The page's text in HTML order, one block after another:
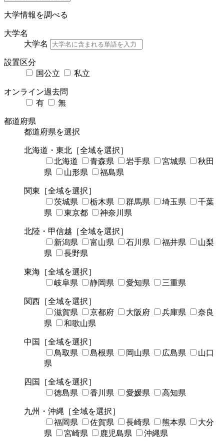
大学情報を調べる
大学名
大学名
設置区分
国公立
私立
オンライン過去問
有
無
都道府県
都道府県を選択
北海道・東北 ［全域を選択］
北海道
青森県 岩手県 宮城県
秋田
県
山形県 福島県
関東 ［全域を選択］
茨城県
栃木県 群馬県 埼玉県
千葉
県
東京都 神奈川県
北陸・甲信越 ［全域を選択］
新潟県
富山県 石川県 福井県
山梨
県
長野県
東海 ［全域を選択］
岐阜県
静岡県 愛知県 三重県
関西 ［全域を選択］
滋賀県
京都府 大阪府 兵庫県
奈良
県
和歌山県
中国
［全域を選択］
鳥取県
島根県 岡山県 広島県
山口
県
四国
［全域を選択］
徳島県
香川県 愛媛県 高知県
九州・沖縄 ［全域を選択］
福岡県
佐賀県 長崎県 熊本県
大分
県
宮崎県 鹿児島県 沖縄県